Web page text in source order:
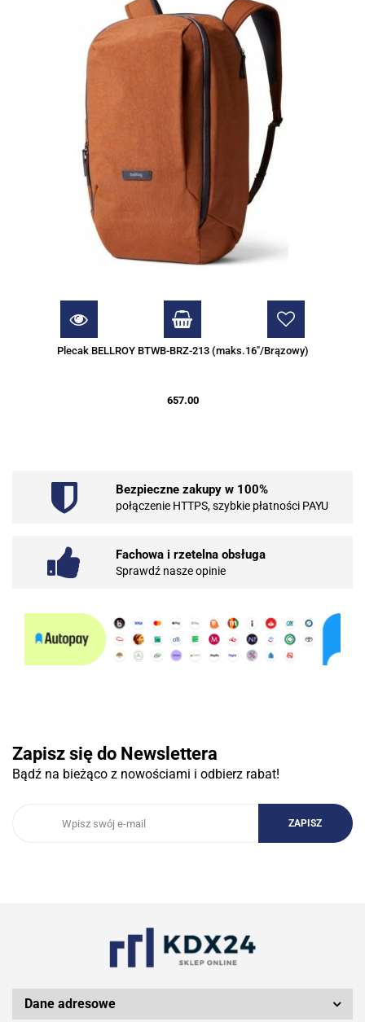
Plecak BELLROY BTWB-BRZ-213 (maks.16"/Brązowy)
657.00
Bezpieczne zakupy w 100%
połączenie HTTPS, szybkie płatności PAYU
Fachowa i rzetelna obsługa
Sprawdź nasze opinie
Zapisz się do Newslettera
Bądź na bieżąco z nowościami i odbierz rabat!
Dane adresowe